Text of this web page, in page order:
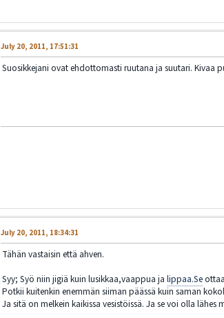
July 20, 2011, 17:51:31
Suosikkejani ovat ehdottomasti ruutana ja suutari. Kivaa
July 20, 2011, 18:34:31
Tähän vastaisin että ahven.
Syy; Syö niin jigiä kuin lusikkaa,vaappua jalippaa.Se
Potkii kuitenkin enemmän siiman päässä kuin saman
Ja sitä on melkein kaikissa vesistöissä. Ja se voi olla lähes